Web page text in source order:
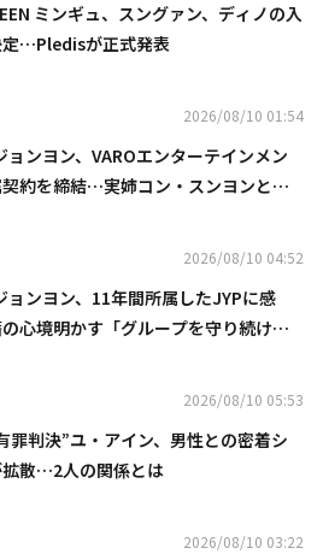
ミンギュ、スングァン、ディノの入
定…Pledisが正式発表
2026/08/10 01:54
ョンヨン、VAROエンターテインメン
契約を締結…実姉コン・スンヨンと同
2026/08/10 04:52
ョンヨン、11年間所属したJYPに感
心境明かす「グループを守り続け
2026/08/10 05:53
罪判決”ユ・アイン、男性との密着シ
拡散…2人の関係とは
2026/08/10 03:22